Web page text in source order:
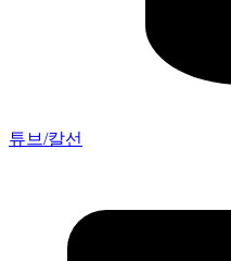
튜브/칼선